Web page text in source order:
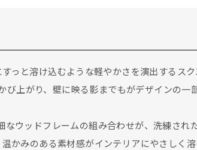
っと溶け込むような軽やかさを演出するスク
上がり、壁に映る影までもがデザインの一
ウッドフレームの組み合わせが、洗練され
かみのある素材感がインテリアにやさしく溶